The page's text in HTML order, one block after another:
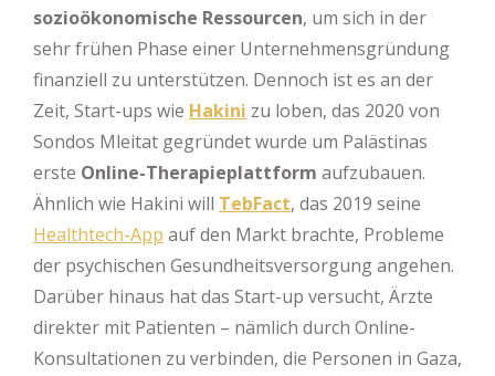
sozioökonomische Ressourcen, um sich in der
sehr frühen Phase einer Unternehmensgründung
finanziell zu unterstützen. Dennoch ist es an der
Zeit, Start-ups wie Hakini zu loben, das 2020 von
Sondos Mleitat gegründet wurde um Palästinas
erste Online-Therapieplattform aufzubauen.
Ähnlich wie Hakini will TebFact, das 2019 seine
Healthtech-App auf den Markt brachte, Probleme
der psychischen Gesundheitsversorgung angehen.
Darüber hinaus hat das Start-up versucht, Ärzte
direkter mit Patienten – nämlich durch Online-
Konsultationen zu verbinden, die Personen in Gaza,